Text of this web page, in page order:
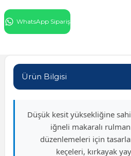
Rulman
WhatsApp Sipariş
Ürün Bilgisi
Düşük kesit yüksekliğine
iğneli makaralı
düzenlemeleri için
keçeleri, kırkayak